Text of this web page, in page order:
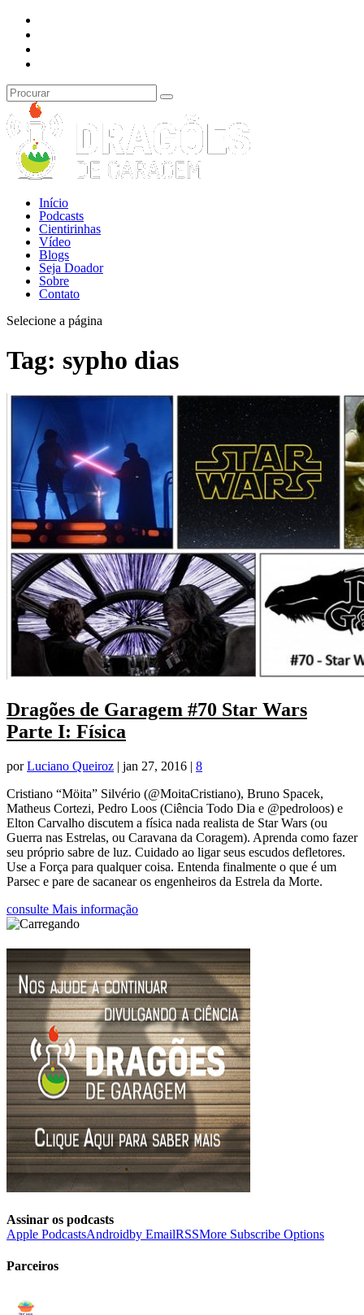
Início
Podcasts
Cientirinhas
Vídeo
Blogs
Seja Doador
Sobre
Contato
Selecione a página
Tag: sypho dias
Dragões de Garagem #70 Star Wars
Parte I: Física
porLuciano Queiroz | jan 27, 2016 | 8
Cristiano “Möita” Silvério (@MoitaCristiano), Bruno Spacek,
Matheus Cortezi, Pedro Loos (Ciência Todo Dia e @pedroloos) e
Elton Carvalho discutem a física nada realista de Star Wars (ou
Guerra nas Estrelas, ou Caravana da Coragem). Aprenda como fazer
seu próprio sabre de luz. Cuidado ao ligar seus escudos defletores.
Use a Força para qualquer coisa. Entenda finalmente o que é um
Parsec e pare de sacanear os engenheiros da Estrela da Morte.
consulte Mais informação
Assinar os podcasts
Apple PodcastsAndroidby EmailRSSMore Subscribe Options
Parceiros